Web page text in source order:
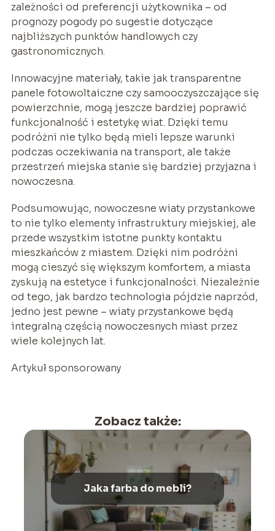
zależności od preferencji użytkownika – od
prognozy pogody po sugestie dotyczące
najbliższych punktów handlowych czy
gastronomicznych.
Innowacyjne materiały, takie jak transparentne
panele fotowoltaiczne czy samooczyszczające się
powierzchnie, mogą jeszcze bardziej poprawić
funkcjonalność i estetykę wiat. Dzięki temu
podróżni nie tylko będą mieli lepsze warunki
podczas oczekiwania na transport, ale także
przestrzeń miejska stanie się bardziej przyjazna i
nowoczesna.
Podsumowując, nowoczesne wiaty przystankowe
to nie tylko elementy infrastruktury miejskiej, ale
przede wszystkim istotne punkty kontaktu
mieszkańców z miastem. Dzięki nim podróżni
mogą cieszyć się większym komfortem, a miasta
zyskują na estetyce i funkcjonalności. Niezależnie
od tego, jak bardzo technologia pójdzie naprzód,
jedno jest pewne – wiaty przystankowe będą
integralną częścią nowoczesnych miast przez
wiele kolejnych lat.
Artykuł sponsorowany
Zobacz także:
Jaka farba do mebli?